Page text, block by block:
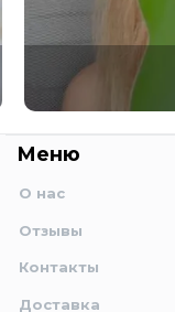
Меню
О нас
Отзывы
Контакты
Доставка